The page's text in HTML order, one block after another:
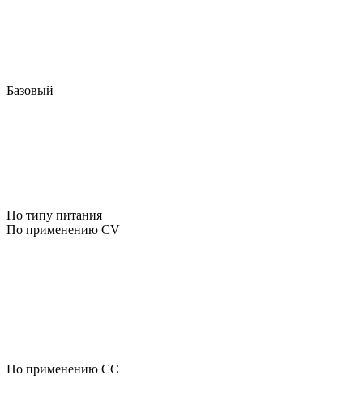
Базовый
По типу питания
По применению CV
По применению CC